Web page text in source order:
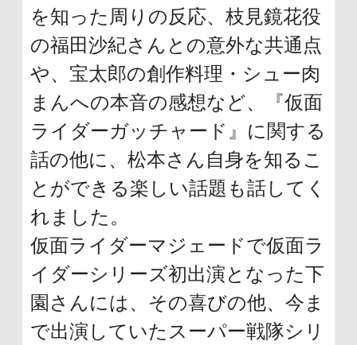
を知った周りの反応、枝見鏡花役
の福田沙紀さんとの意外な共通点
や、宝太郎の創作料理・シュー肉
まんへの本音の感想など、『仮面
ライダーガッチャード』に関する
話の他に、松本さん自身を知るこ
とができる楽しい話題も話してく
れました。
仮面ライダーマジェードで仮面ラ
イダーシリーズ初出演となった下
園さんには、その喜びの他、今ま
で出演していたスーパー戦隊シリ